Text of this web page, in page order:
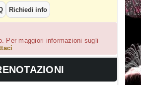
Richiedi info
Per maggiori informazioni sugli